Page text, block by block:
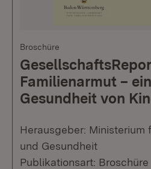
Broschüre
Familienarmut –
Gesundheit von
Herausgeber: Ministerium
und Gesundheit
Publikationsart: Broschüre